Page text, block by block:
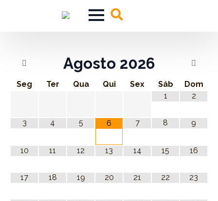
Agosto 2026
Seg Ter Qua Qui Sex Sáb
Dom
1
2
3 4 5 6 7 8 9
10 11 12 13 14 15 16
17 18 19 20 21 22 23